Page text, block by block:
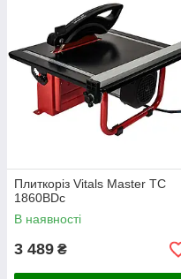
Плиткоріз Vitals Master TC
1860BDc
В наявності
3 489 ₴